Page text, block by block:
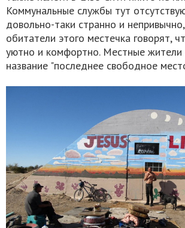
Коммунальные службы тут
довольно-таки странно и
обитатели этого местечка говорят,
уютно и комфортно. Местные жители
название "последнее свободное